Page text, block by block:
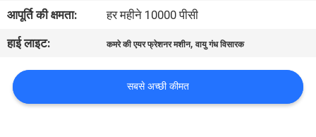
गुणवत्ता
नियंत्रण
संपर्क
करें
आपूर्ति की क्षमता:
हर महीने 10000 पीसी
हाई लाइट:
कमरे की एयर फ्रेशनर मशीन,वायु गंध विसारक
सबसे अच्छी कीमत